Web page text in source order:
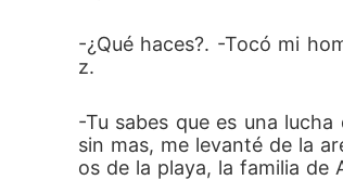
-¿Qué haces?. -Tocó mi
z.
-Tu sabes que es una
sin mas, me levanté de la
os de la playa, la familia de